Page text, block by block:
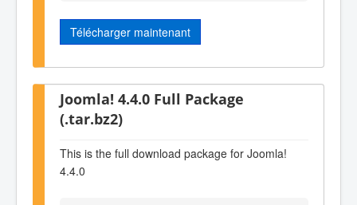
Télécharger maintenant
Joomla! 4.4.0 Full Package
(.tar.bz2)
This is the full download package for Joomla!
4.4.0